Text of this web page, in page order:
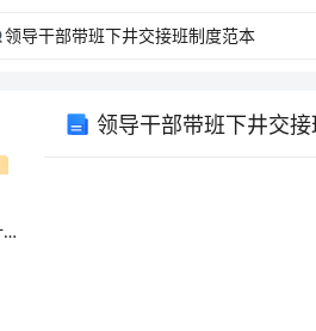
精选学校办公室工作总结和计划-工作计划格式模板
领导干部带班下井交